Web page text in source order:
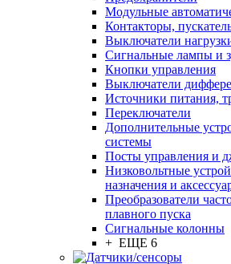
Модульные
Контакторы,
Выключатели
Сигнальные лампы и
Кнопки управления
Выключатели
Источники питания,
Переключатели
Дополнительные
системы
Посты управления и
Низковольтные
назначения и
Преобразователи
плавного пуска
Сигнальные колонны
+ ЕЩЕ 6